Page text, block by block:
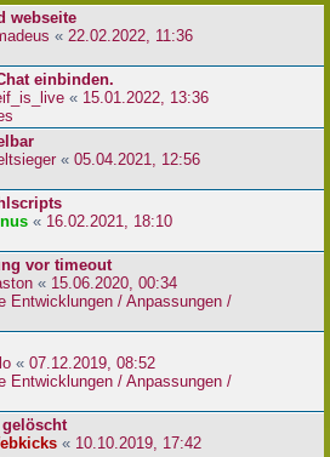
webseite
« 22.02.2022, 11:36
einbinden.
« 15.01.2022, 13:36
« 05.04.2021, 12:56
« 16.02.2021, 18:10
vor timeout
« 15.06.2020, 00:34
Entwicklungen / Anpassungen /
« 07.12.2019, 08:52
Entwicklungen / Anpassungen /
« 10.10.2019, 17:42